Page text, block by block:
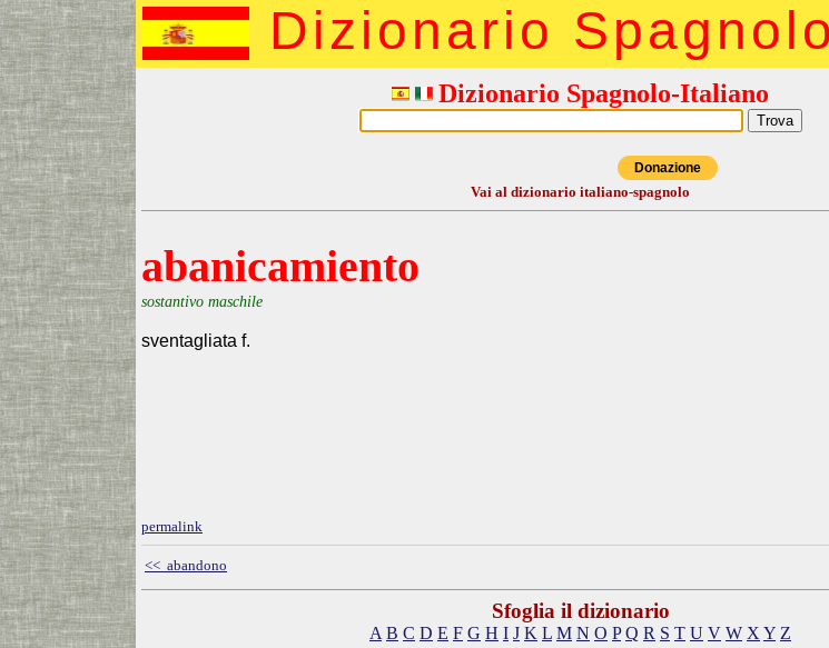
Dizionario Spagnolo
Dizionario Spagnolo-Italiano
Donazione
Vai al dizionario italiano-spagnolo
abanicamiento
sostantivo maschile
sventagliata f.
permalink
<< abandono
Sfoglia il dizionario
A B C D E F G H I J K L M N O P Q R S T U V W X Y Z